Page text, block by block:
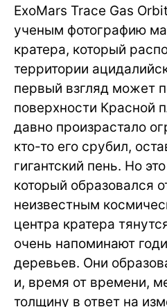
ExoMars Trace Gas
ученым фотографию
кратера, который
территории
первый взгляд может
поверхности Красной
давно произрастало
кто-то его срубил,
гигантский пень. Но
который образовался
неизвестным
центра кратера
очень напоминают
деревьев. Они
и, время от времени,
толщину в ответ на